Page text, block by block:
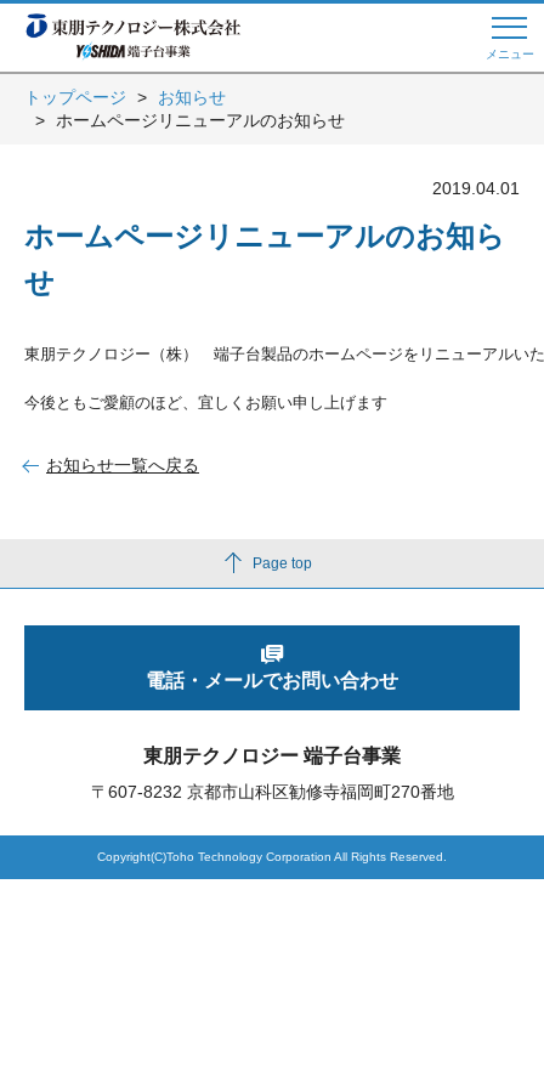
メニュー
Web商談 ご希望の方はこちら
電話・メールでお問い合わせ
品質への取り組み 環境方針について
個人情報保護方針
トップページ
お知らせ
ホームページリニューアルのお知らせ
2019.04.01
ホームページリニューアルのお知ら
せ
東朋テクノロジー（株）　端子台製品のホームページをリニューアルい
今後ともご愛顧のほど、宜しくお願い申し上げます
お知らせ一覧へ戻る
Page top
東朋テクノロジー 端子台事業
〒607-8232 京都市山科区勧修寺福岡町270番地
電話・メールでお問い合わせ
Copyright(C)Toho Technology Corporation All Rights Reserved.